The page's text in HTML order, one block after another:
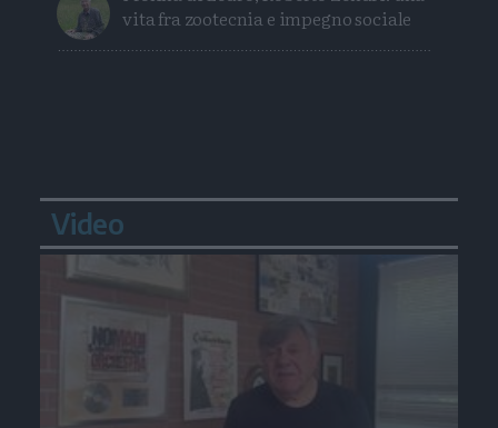
vita fra zootecnia e impegno sociale
Video